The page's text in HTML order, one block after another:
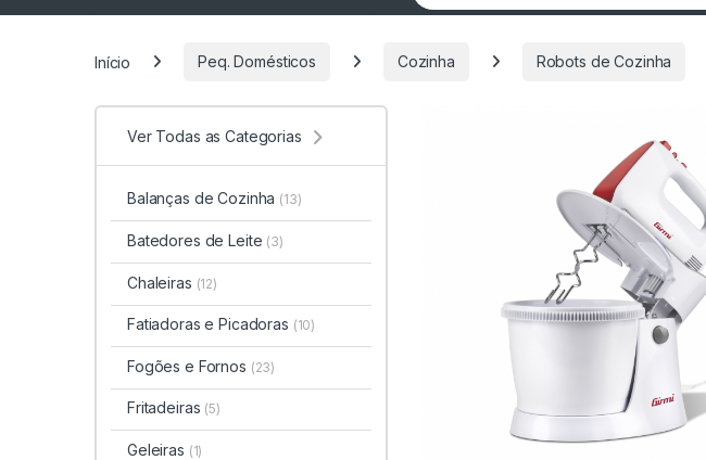
Início Peq. Domésticos Cozinha Robots de Cozinha
Ver Todas as Categorias
Balanças de Cozinha (13)
Batedores de Leite (3)
Chaleiras (12)
Fatiadoras e Picadoras (10)
Fogões e Fornos (23)
Fritadeiras (5)
Geleiras (1)